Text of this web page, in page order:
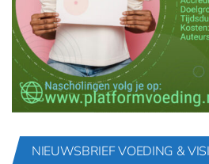
NIEUWSBRIEF VOEDING &